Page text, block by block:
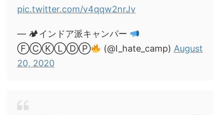
pic.twitter.com/v4qqw2nrJv
— 🏕インドア派キャンパー
ⒻⒸⓀⓁⒹⓅ
(@I_hate_camp) August
20, 2020